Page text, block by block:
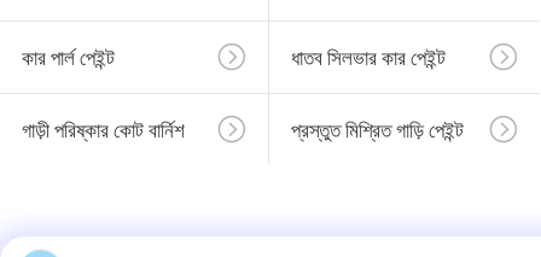
কার পার্ল পেইন্ট ধাতব সিলভার কার পেইন্ট
গাড়ী পরিষ্কার কোট বার্নিশ প্রস্তুত মিশ্রিত গাড়ি পেইন্ট